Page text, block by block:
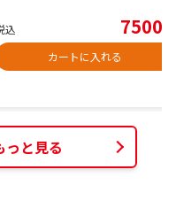
込 7500
カートに入れる
っと見る